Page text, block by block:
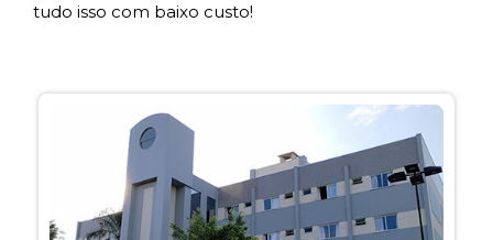
tudo isso com baixo custo!